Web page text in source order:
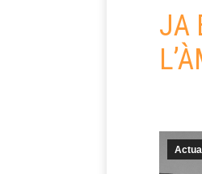
JA